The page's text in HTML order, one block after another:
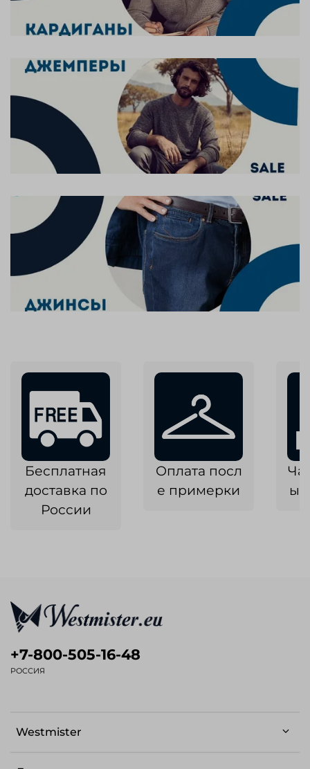
Бесплатная
доставка по
России
Оплата посл
е примерки
Westmister
+7-800-505-16-48
РОССИЯ